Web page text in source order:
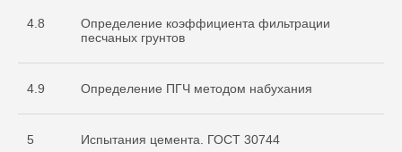
4.8
Определение коэффициента фильтрации
песчаных грунтов
4.9 Определение ПГЧ методом набухания
5 Испытания цемента. ГОСТ 30744